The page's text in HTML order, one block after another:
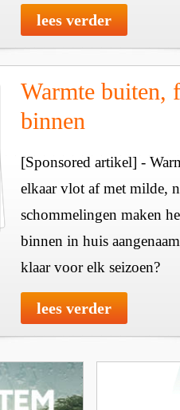
lees verder
Warmte buiten,
binnen
[Sponsored artikel] -
elkaar vlot af met milde,
schommelingen maken
binnen in huis
klaar voor elk seizoen?
lees verder